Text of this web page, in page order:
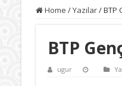
Home /Yazılar/BTP
BTP
ugur